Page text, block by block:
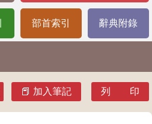
部首索引 辭典附錄
加入筆記 列 印